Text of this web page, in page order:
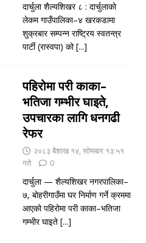
दार्चुला शैल्यशिखर ८ : दार्चुलाको
लेकम गाउँपालिका–४ खरकडामा
शुक्रबार सम्पन्न राष्ट्रिय स्वतन्त्र
पार्टी (रास्वपा) को[...]
पहिरोमा परी काका–
भतिजा गम्भीर घाइते,
उपचारका लागि धनगढी
रेफर
२०८३ बैशाख १४, सोमबार १३:५१
गते
0
दार्चुला — शैल्यशिखर नगरपालिका–
७, बोहरीगाउँमा घर निर्माण गर्ने क्रममा
आएको पहिरोमा परी काका–भतिजा
गम्भीर घाइते [...]